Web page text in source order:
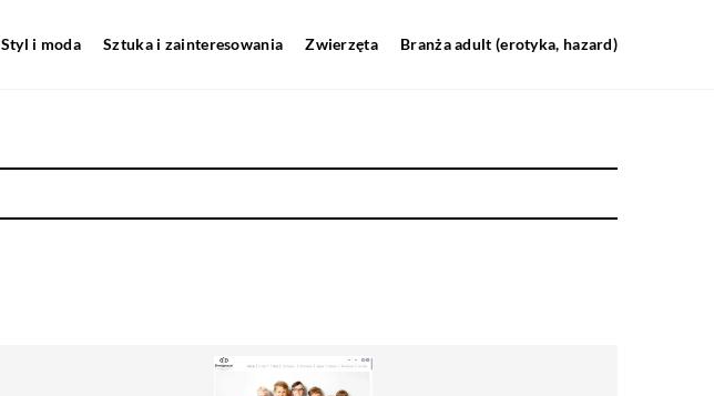
Styl i moda Sztuka i zainteresowania Zwierzęta Branża adult (erotyka, hazard)